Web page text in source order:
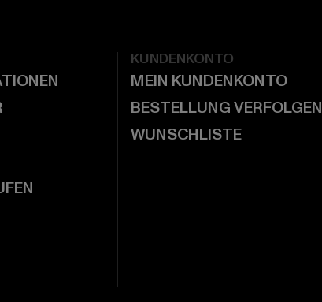
KUNDENKONTO
MEIN KUNDENKONTO
BESTELLUNG VERFOLGEN
WUNSCHLISTE